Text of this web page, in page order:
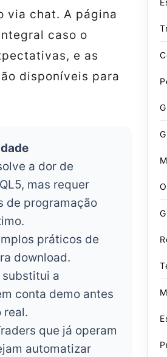
via chat. A página
caso o
e as
disponíveis para
a dor de
mas requer
de programação
práticos de
download.
substitui a
conta demo antes
real.
que já operam
automatizar